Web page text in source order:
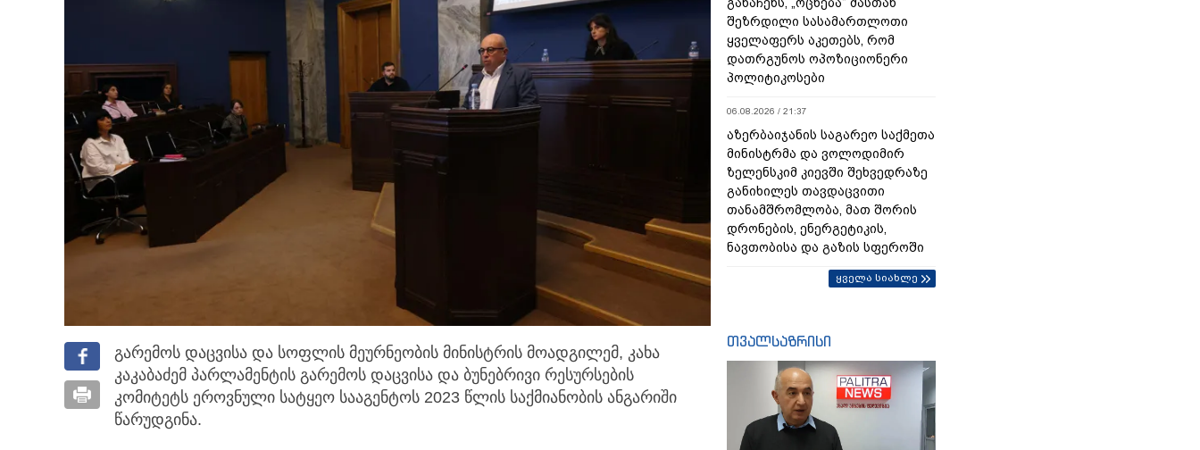
გარემოს დაცვისა და სოფლის მეურნეობის მინისტრის მოადგილემ, კახა
კაკაბაძემ პარლამენტის გარემოს დაცვისა და ბუნებრივი რესურსების
კომიტეტს ეროვნული სატყეო სააგენტოს 2023 წლის საქმიანობის ანგარიში
წარუდგინა.
შეზრდილი სასამართლოთი
ყველაფერს აკეთებს, რომ
დათრგუნოს ოპოზიციონერი
პოლიტიკოსები
06.08.2026 / 21:37
აზერბაიჯანის საგარეო საქმეთა
მინისტრმა და ვოლოდიმირ
ზელენსკიმ კიევში შეხვედრაზე
განიხილეს თავდაცვითი
თანამშრომლობა, მათ შორის
დრონების, ენერგეტიკის,
ნავთობისა და გაზის სფეროში
ყველა სიახლე
თვალსაზრისი